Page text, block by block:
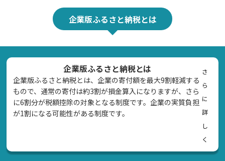
企業版ふるさと納税とは
企業版ふるさと納税とは
企業版ふるさと納税とは、企業の寄付額を最大9割軽減する
もので、通常の寄付は約3割が損金算入になりますが、さら
に6割分が税額控除の対象となる制度です。企業の実質負担
が1割になる可能性がある制度です。
さ
ら
に
詳
し
く